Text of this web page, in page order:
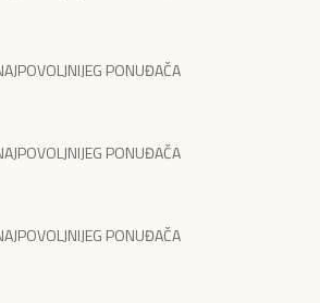
PONUĐAČA
PONUĐAČA
PONUĐAČA